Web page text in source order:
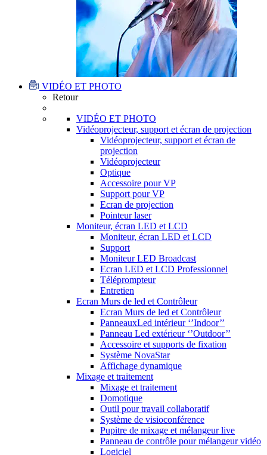
VIDÉO ET PHOTO
Retour
VIDÉO ET PHOTO
Vidéoprojecteur, support et écran de projection
Vidéoprojecteur, support et écran de
projection
Vidéoprojecteur
Optique
Accessoire pour VP
Support pour VP
Ecran de projection
Pointeur laser
Moniteur, écran LED et LCD
Moniteur, écran LED et LCD
Support
Moniteur LED Broadcast
Ecran LED et LCD Professionnel
Téléprompteur
Entretien
Ecran Murs de led et Contrôleur
Ecran Murs de led et Contrôleur
PanneauxLed intérieur ‘’Indoor’’
Panneau Led extérieur ‘’Outdoor’’
Accessoire et supports de fixation
Système NovaStar
Affichage dynamique
Mixage et traitement
Mixage et traitement
Domotique
Outil pour travail collaboratif
Système de visioconférence
Pupitre de mixage et mélangeur live
Panneau de contrôle pour mélangeur vidéo
Logiciel